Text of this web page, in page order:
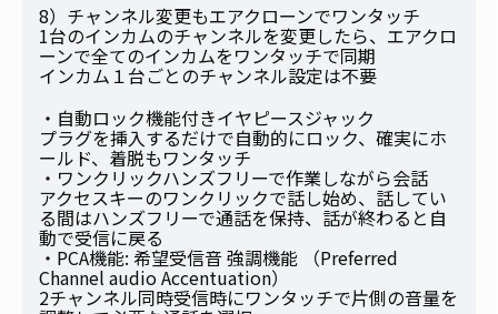
8）チャンネル変更もエアクローンでワンタッチ
1台のインカムのチャンネルを変更したら、エアクロ
ーンで全てのインカムをワンタッチで同期
インカム１台ごとのチャンネル設定は不要
・自動ロック機能付きイヤピースジャック
プラグを挿入するだけで自動的にロック、確実にホ
ールド、着脱もワンタッチ
・ワンクリックハンズフリーで作業しながら会話
アクセスキーのワンクリックで話し始め、話してい
る間はハンズフリーで通話を保持、話が終わると自
動で受信に戻る
・PCA機能: 希望受信音 強調機能 （Preferred
Channel audio Accentuation）
2チャンネル同時受信時にワンタッチで片側の音量を